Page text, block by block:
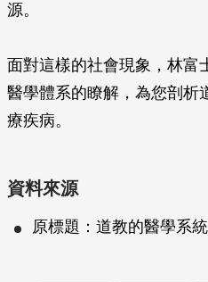
源。
面對這樣的社會現象，林富
醫學體系的瞭解，為您剖析
療疾病。
資料來源
原標題：道教的醫學系統